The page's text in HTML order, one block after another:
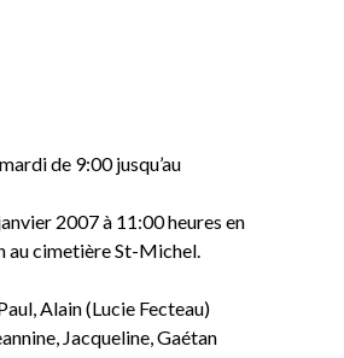
de 9:00 jusqu’au
2007 à 11:00 heures en
au cimetière St-Michel.
Alain (Lucie Fecteau)
Jacqueline, Gaétan